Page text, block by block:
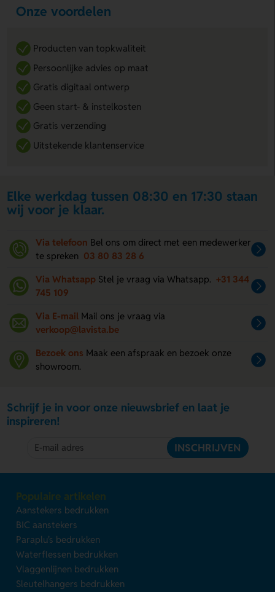
Onze voordelen
Producten van topkwaliteit
Persoonlijke advies op maat
Gratis digitaal ontwerp
Geen start- & instelkosten
Gratis verzending
Uitstekende klantenservice
Elke werkdag tussen 08:30 en 17:30 staan
wij voor je klaar.
Via telefoon Bel ons om direct met een medewerker
te spreken 03 80 83 28 6
Via Whatsapp Stel je vraag via Whatsapp. +31 344
745 109
Via E-mail Mail ons je vraag via
verkoop@lavista.be
Bezoek ons Maak een afspraak en bezoek onze
showroom.
Schrijf je in voor onze nieuwsbrief en laat je
inspireren!
INSCHRIJVEN
Populaire artikelen
Aanstekers bedrukken
BIC aanstekers
Paraplu's bedrukken
Waterflessen bedrukken
Vlaggenlijnen bedrukken
Sleutelhangers bedrukken